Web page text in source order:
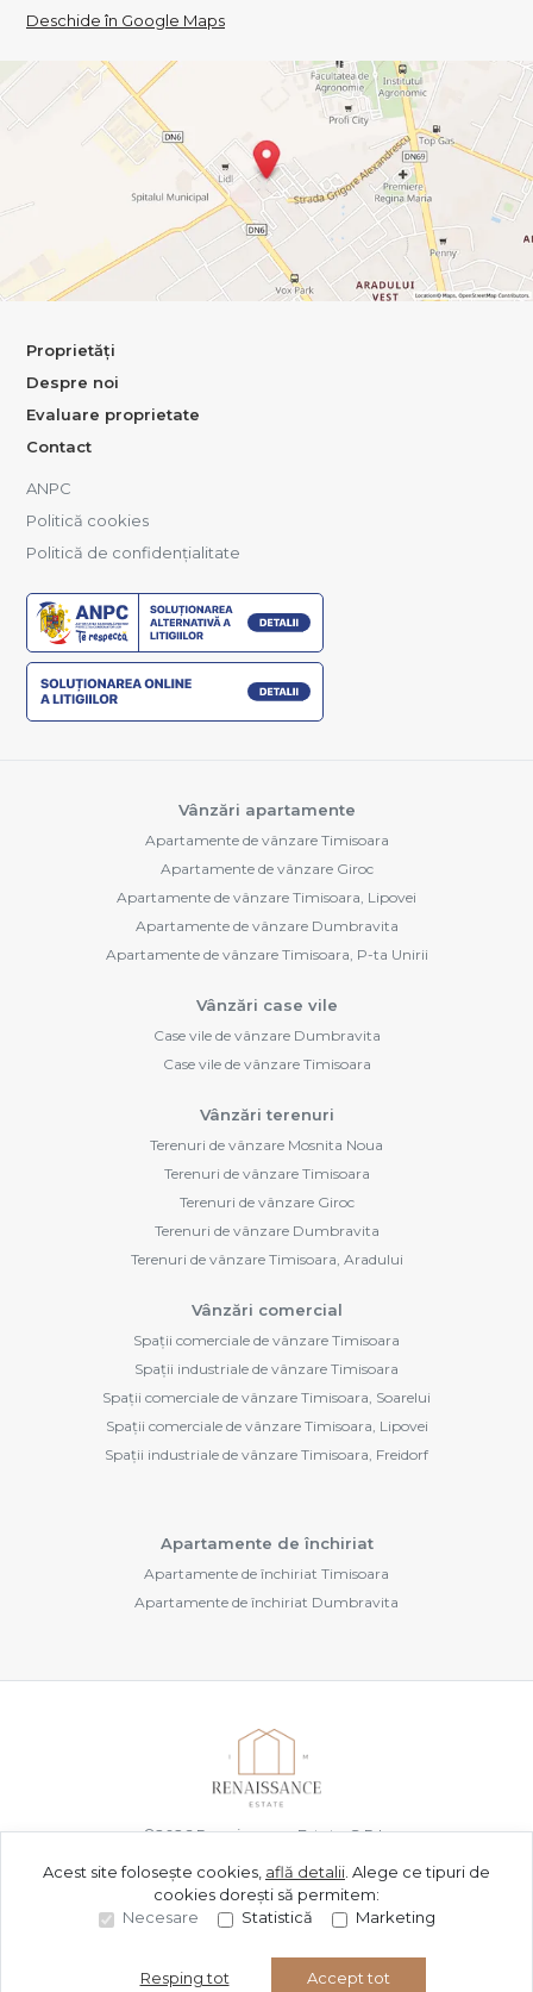
Sună acum Solicită vizionare
Deschide în Google Maps
Proprietăți
Despre noi
Evaluare proprietate
Contact
ANPC
Politică cookies
Politică de confidențialitate
Vânzări apartamente
Apartamente de vânzare Timisoara
Apartamente de vânzare Giroc
Apartamente de vânzare Timisoara, Lipovei
Apartamente de vânzare Dumbravita
Apartamente de vânzare Timisoara, P-ta Unirii
Vânzări case vile
Case vile de vânzare Dumbravita
Case vile de vânzare Timisoara
Vânzări terenuri
Terenuri de vânzare Mosnita Noua
Terenuri de vânzare Timisoara
Terenuri de vânzare Giroc
Terenuri de vânzare Dumbravita
Terenuri de vânzare Timisoara, Aradului
Vânzări comercial
Spații comerciale de vânzare Timisoara
Spații industriale de vânzare Timisoara
Spații comerciale de vânzare Timisoara, Soarelui
Spații comerciale de vânzare Timisoara, Lipovei
Spații industriale de vânzare Timisoara, Freidorf
Apartamente de închiriat
Apartamente de închiriat Timisoara
Apartamente de închiriat Dumbravita
©2026Renaissance Estate S.R.L.
Site creat în
Acest site folosește cookies, află detalii Alege ce tipuri de
cookies dorești să permitem:
Necesare
Statistică Marketing
Resping tot Accept tot